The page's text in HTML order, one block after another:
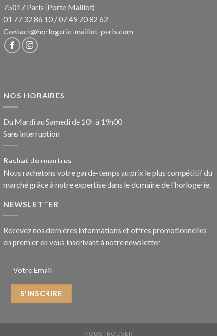
75017 Paris (Porte Maillot)
01 77 32 86 10 /07 49 70 82 62
Contact@horlogerie-maillot-paris.com
NOS HORAIRES
Du Mardi au Samedi de 10h à 19h00
Sans interruption
Rachat de montres
Nous rachetons votre garde-temps au prix le plus compétitif du
marché grâce à notre expertise dans le domaine de l'horlogerie.
NEWSLETTER
Recevez nos dernières informations et offres promotionnelles
en premier en vous inscrivant à notre newsletter
NOUS TROUVER